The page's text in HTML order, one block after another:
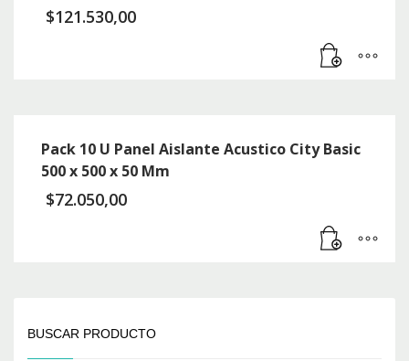
$121.530,00
Pack 10 U Panel Aislante Acustico City Basic
500 x 500 x 50 Mm
$72.050,00
BUSCAR PRODUCTO